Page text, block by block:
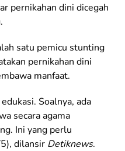
pernikahan dini dicegah
satu pemicu stunting
pernikahan dini
manfaat.
Soalnya, ada
secara agama
Ini yang perlu
dilansir Detiknews.